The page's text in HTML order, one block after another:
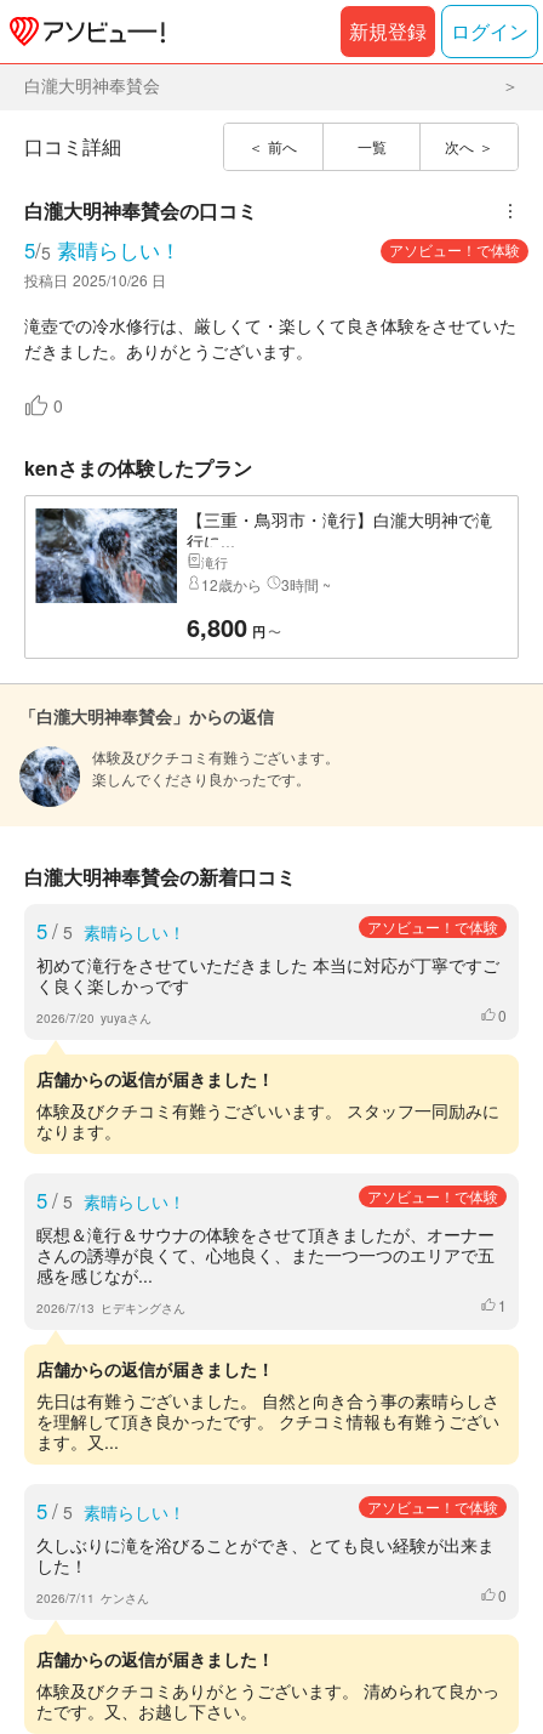
新規登録 ログイン
白瀧大明神奉賛会
前へ 一覧 次へ
口コミ詳細
白瀧大明神奉賛会の口コミ ︙
5/5 素晴らしい！
アソビュー！で体験
投稿日 2025/10/26 日
滝壺での冷水修行は、厳しくて・楽しくて良き体験をさせていた
だきました。ありがとうございます。
0
kenさまの体験したプラン
【三重・鳥羽市・滝行】白瀧大明神で滝
行に...
滝行
12歳から 3時間 ~
6,800 円 〜
「白瀧大明神奉賛会」からの返信
体験及びクチコミ有難うございます。
楽しんでくださり良かったです。
白瀧大明神奉賛会の新着口コミ
5/ 5 素晴らしい！ アソビュー！で体験
初めて滝行をさせていただきました 本当に対応が丁寧ですご
く良く楽しかっです
2026/7/20 yuyaさん いいね
0
店舗からの返信が届きました！
体験及びクチコミ有難うございいます。 スタッフ一同励みに
なります。
5/ 5 素晴らしい！ アソビュー！で体験
瞑想＆滝行＆サウナの体験をさせて頂きましたが、オーナー
さんの誘導が良くて、心地良く、また一つ一つのエリアで五
感を感じなが...
2026/7/13 ヒデキングさん いいね
1
店舗からの返信が届きました！
先日は有難うございました。 自然と向き合う事の素晴らしさ
を理解して頂き良かったです。 クチコミ情報も有難うござい
ます。又...
5/ 5 素晴らしい！ アソビュー！で体験
久しぶりに滝を浴びることができ、とても良い経験が出来ま
した！
2026/7/11 ケンさん いいね
0
店舗からの返信が届きました！
体験及びクチコミありがとうございます。 清められて良かっ
たです。又、お越し下さい。